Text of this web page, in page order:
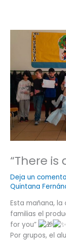
“There is
Deja un
Quintana
Esta mañana, la
familias el
for you”
Por grupos, el